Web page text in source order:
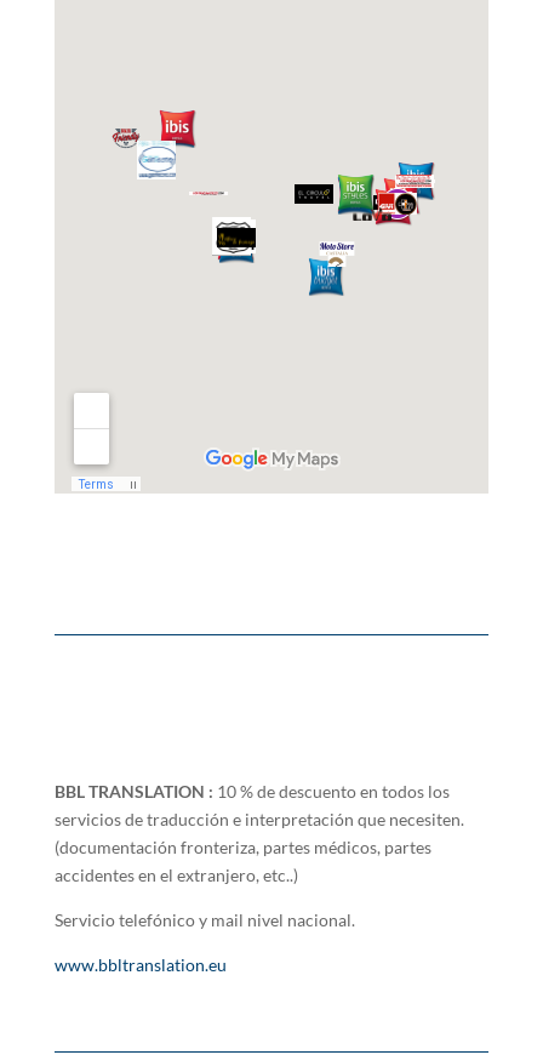
BBL TRANSLATION : 10 % de descuento en todos los
servicios de traducción e interpretación que necesiten.
(documentación fronteriza, partes médicos, partes
accidentes en el extranjero, etc..)
Servicio telefónico y mail nivel nacional.
www.bbltranslation.eu